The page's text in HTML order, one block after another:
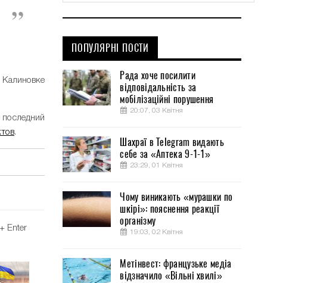
.
Enter
ПОПУЛЯРНІ ПОСТИ
Рада хоче посилити
відповідальність за
мобілізаційні порушення
20:07, 03 Квітня
Шахраї в Telegram видають
себе за «Аптека 9-1-1»
23:29, 01 Квітня
Чому виникають «мурашки по
шкірі»: пояснення реакції
організму
19:03, 02 Квітня
Метінвест: французьке медіа
відзначило «Вільні хвилі»